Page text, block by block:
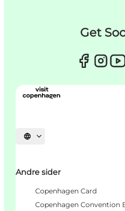
Get
Velg språk
Andre sider
Copenhagen Card
Copenhagen Convention